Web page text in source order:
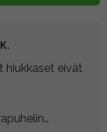
hiukkaset eivät